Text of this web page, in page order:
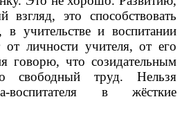
взгляд, это способствовать
в учительстве и воспитании
от личности учителя, от его
говорю, что созидательным
свободный труд. Нельзя
воспитателя в жёсткие